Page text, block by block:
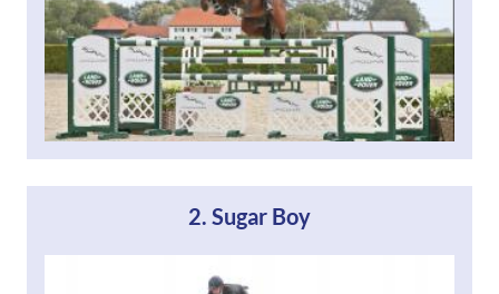
2. Sugar Boy